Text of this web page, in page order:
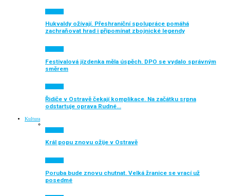
Hukvaldy ožívají. Přeshraniční spolupráce pomáhá
zachraňovat hrad i připomínat zbojnické legendy
Festivalová jízdenka měla úspěch. DPO se vydalo správným
směrem
Řidiče v Ostravě čekají komplikace. Na začátku srpna
odstartuje oprava Rudné…
Kultura
Král popu znovu ožije v Ostravě
Poruba bude znovu chutnat. Velká žranice se vrací už
posedmé